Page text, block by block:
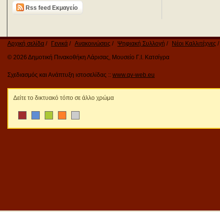
Rss feed Εκμαγείο
Αρχική σελίδα Γενικά Ανακοινώσεις Ψηφιακή Συλλογή
Νέοι Καλλιτέχνες
© 2026 Δημοτική Πινακοθήκη Λάρισας, Μουσείο Γ.Ι. Κατσίγρα
Σχεδιασμός και Ανάπτυξη ιστοσελίδας :: www.qv-web.eu
Δείτε το δικτυακό τόπο σε άλλο χρώμα